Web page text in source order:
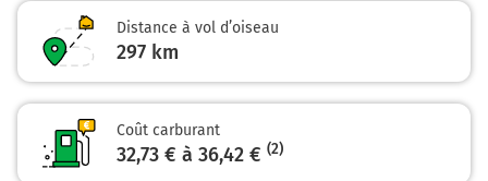
LILLE
METZ-NANCY
274 km
Distance à vol d’oiseau
297 km
Coût carburant
32,73 € à 36,42 € (2)